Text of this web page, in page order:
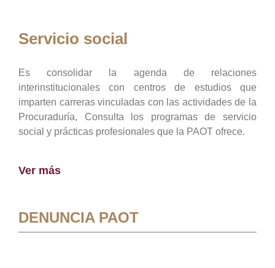
Servicio social
Es consolidar la agenda de relaciones
interinstitucionales con centros de estudios que
imparten carreras vinculadas con las actividades de la
Procuraduría, Consulta los programas de servicio
social y prácticas profesionales que la PAOT ofrece.
Ver más
DENUNCIA PAOT